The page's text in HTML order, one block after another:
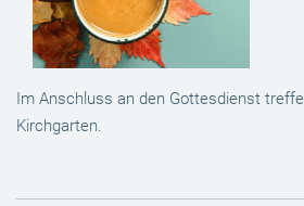
Im Anschluss an den Gottesdienst
Kirchgarten.